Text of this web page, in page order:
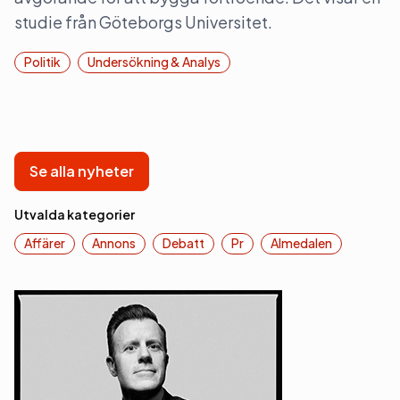
studie från Göteborgs Universitet.
Politik Undersökning & Analys
Se alla nyheter
Utvalda kategorier
Affärer
Annons Debatt Pr Almedalen